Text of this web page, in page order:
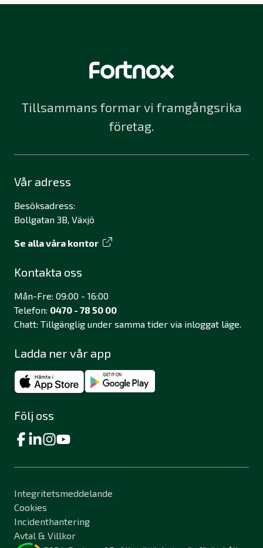
Tillsammans formar vi framgångsrika
företag.
Vår adress
Besöksadress:
Bollgatan 3B, Växjö
Se alla våra kontor
Kontakta oss
Mån-Fre: 09:00 - 16:00
Telefon: 0470 - 78 50 00
Chatt: Tillgänglig under samma tider via inloggat läge.
Ladda ner vår app
Följ oss
Integritetsmeddelande
Cookies
Incidenthantering
Avtal & Villkor